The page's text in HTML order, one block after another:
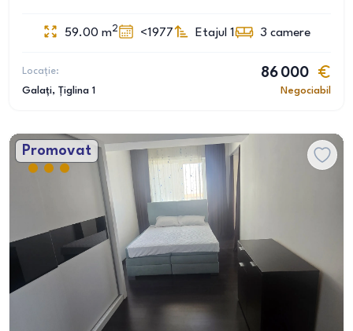
59.00 m2 <1977 Etajul 1 3 camere
Locație:
Galați, Țiglina 1
86 000
Negociabil
Promovat